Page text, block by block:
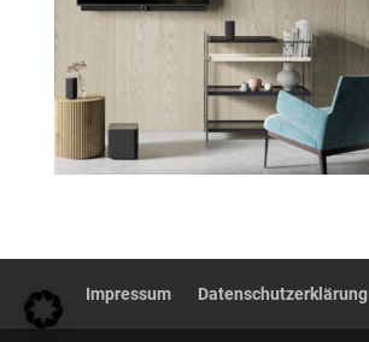
Impressum Datenschutzerklärung